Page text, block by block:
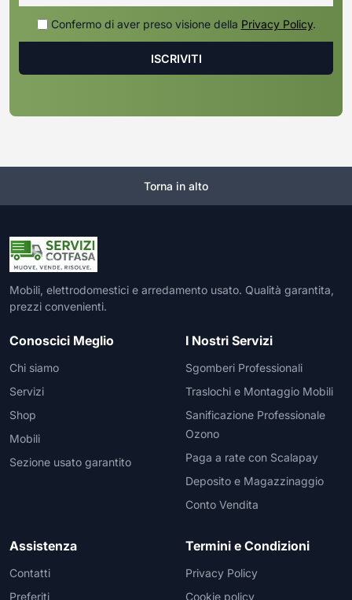
Confermo di aver preso visione della Privacy Policy.
Torna in alto
Mobili, elettrodomestici e arredamento usato. Qualità garantita,
prezzi convenienti.
Conoscici Meglio
Chi siamo
Servizi
Shop
Mobili
Sezione usato garantito
I Nostri Servizi
Sgomberi Professionali
Traslochi e Montaggio Mobili
Sanificazione Professionale
Ozono
Paga a rate con Scalapay
Deposito e Magazzinaggio
Conto Vendita
Assistenza
Contatti
Preferiti
Termini e Condizioni
Privacy Policy
Cookie policy